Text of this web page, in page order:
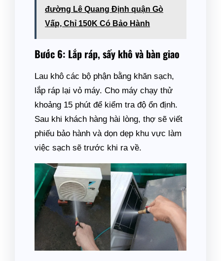
đường Lê Quang Định quận Gò
Vấp, Chỉ 150K Có Bảo Hành
Bước 6: Lắp ráp, sấy khô và bàn giao
Lau khô các bộ phận bằng khăn sạch,
lắp ráp lại vỏ máy. Cho máy chạy thử
khoảng 15 phút để kiểm tra độ ổn định.
Sau khi khách hàng hài lòng, thợ sẽ viết
phiếu bảo hành và dọn dẹp khu vực làm
việc sạch sẽ trước khi ra về.